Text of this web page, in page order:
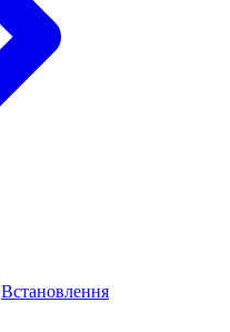
Встановлення